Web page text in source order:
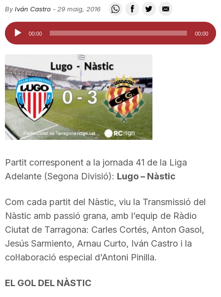
C
i
u
t
a
d
e
By Iván Castro - 29 maig, 2016
Reproductor
d'àudio
00:00 00:00
Partit corresponent a la jornada 41 de la Liga
Adelante (Segona Divisió): Lugo – Nàstic
Com cada partit del Nàstic, viu la Transmissió del
Nàstic amb passió grana, amb l’equip de Ràdio
Ciutat de Tarragona: Carles Cortés, Anton Gasol,
Jesús Sarmiento, Arnau Curto, Iván Castro i la
col·laboració especial d’Antoni Pinilla.
EL GOL DEL NÀSTIC